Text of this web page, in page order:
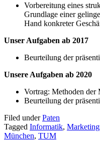
Vorbereitung eines
Grundlage einer
Hand konkreter
Unser Aufgaben ab 2017
Beurteilung der
Unsere Aufgaben ab 2020
Vortrag: Methoden der
Beurteilung der
Filed underPaten
Tagged Informatik,
München, TUM